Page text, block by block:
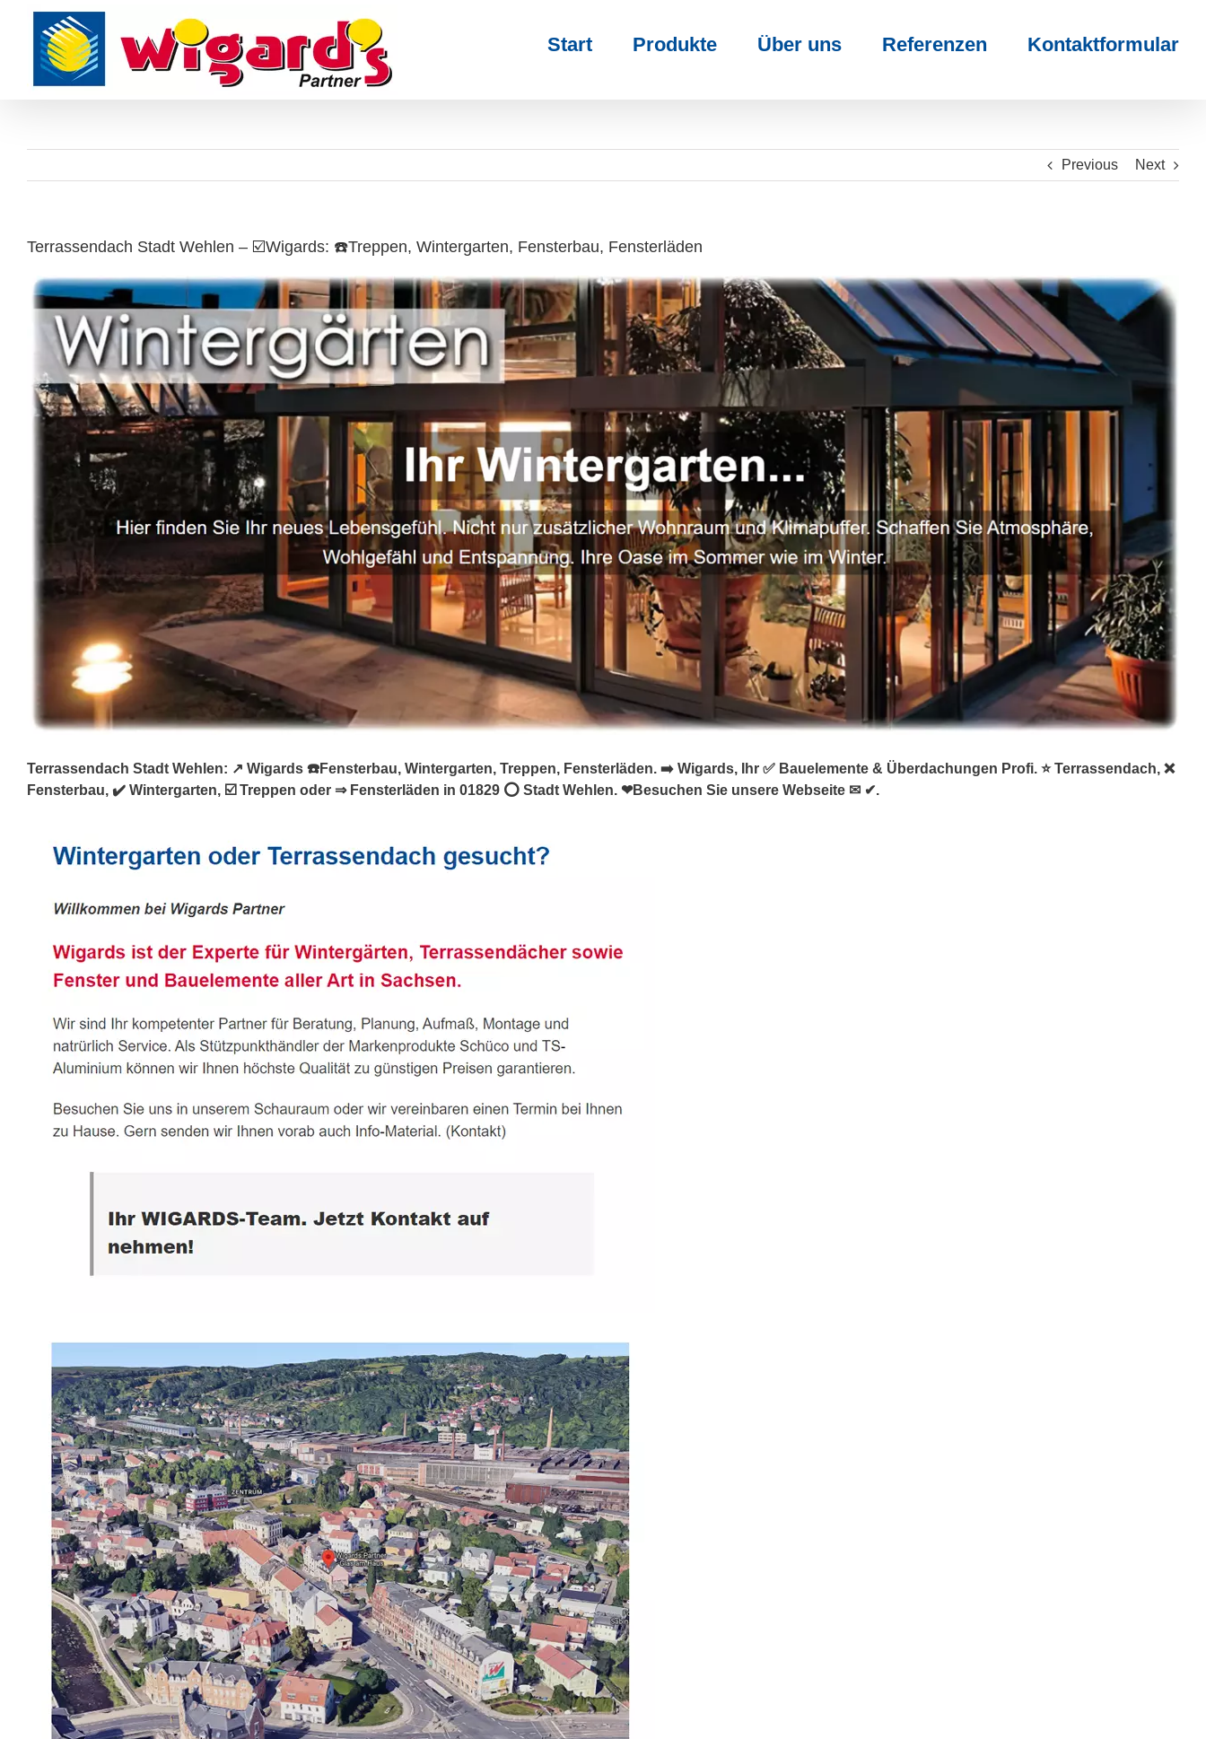
content
Start Produkte Über uns Referenzen Kontaktformular
Previous Next
Terrassendach Stadt Wehlen – ☑️Wigards: ☎️Treppen, Wintergarten, Fensterbau, Fensterläden
Terrassendach Stadt Wehlen: ↗️ Wigards ☎️Fensterbau, Wintergarten, Treppen, Fensterläden. ➡️ Wigards, Ihr ✅ Bauelemente & Überdachungen Profi. ⭐ Terrassendach, ❌
Fensterbau, ✔️ Wintergarten, ☑️ Treppen oder ⇒ Fensterläden in 01829 ⭕ Stadt Wehlen. ❤Besuchen Sie unsere Webseite ✉ ✔.